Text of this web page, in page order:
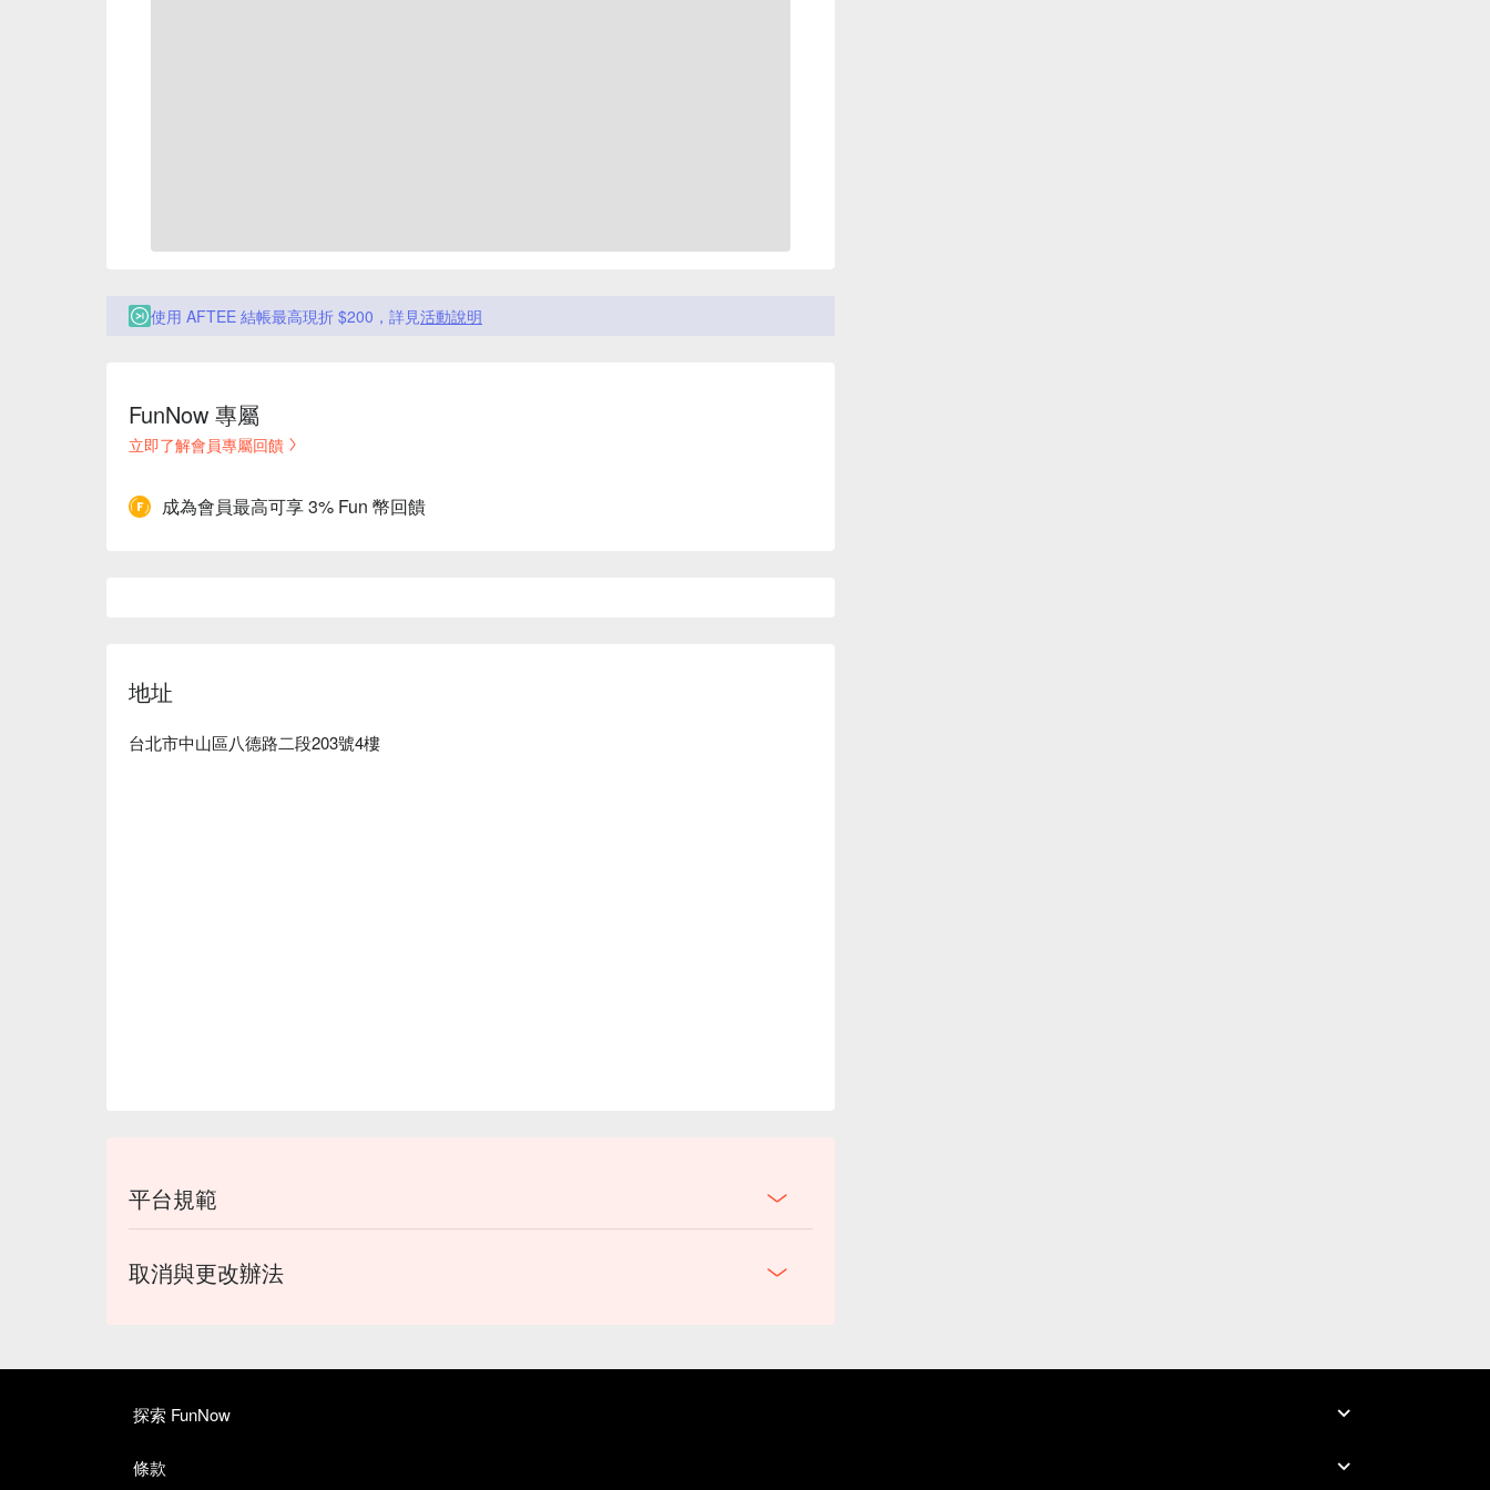
使用 AFTEE 結帳最高現折 $200，詳見活動說明
FunNow 專屬
立即了解會員專屬回饋
成為會員最高可享 3% Fun 幣回饋
地址
台北市中山區八德路二段203號4樓
平台規範
取消與更改辦法
探索 FunNow
條款